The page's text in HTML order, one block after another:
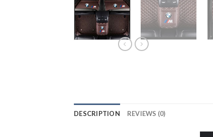
DESCRIPTION REVIEWS (0)